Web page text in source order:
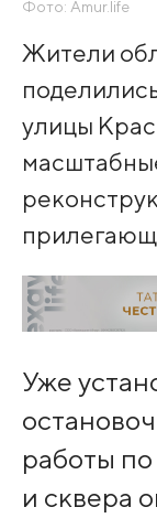
Фото: Amur.life
Жители
улицы
Уже
работы по
и сквера